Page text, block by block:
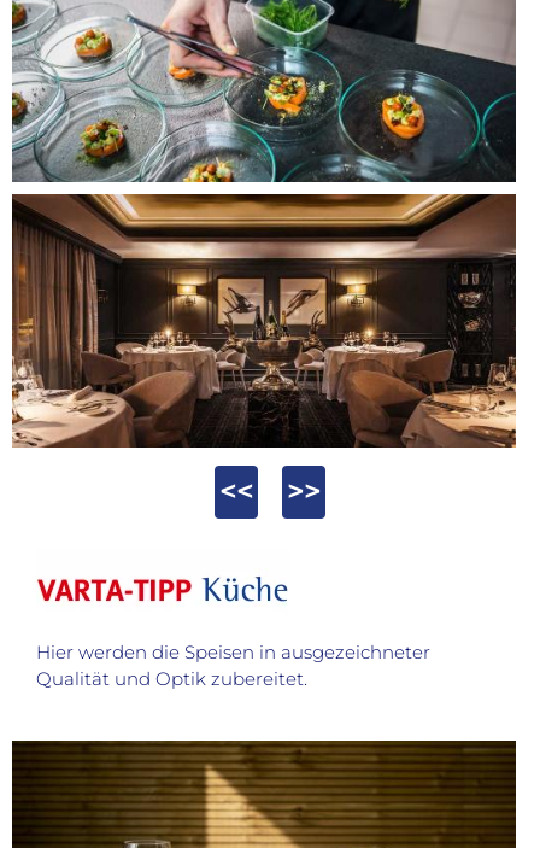
<< >>
Hier werden die Speisen in ausgezeichneter
Qualität und Optik zubereitet.